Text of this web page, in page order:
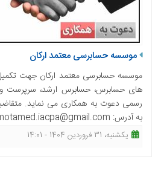
موسسه حسابرسی معتمد ارکان
موسسه حسابرسی معتمد ارکان جهت
های حسابرس، حسابرس ارشد، سرپرست
رسمی دعوت به همکاری می نماید.
به آدرس: motamed.iacpa@gmail.com ارسال نماید.
یکشنبه، 31 فروردین 1404 - 14:01